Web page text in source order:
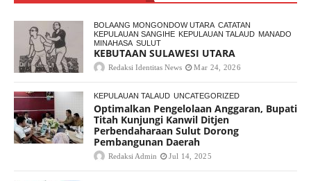
BOLAANG MONGONDOW UTARA CATATAN
KEPULAUAN SANGIHE KEPULAUAN TALAUD MANADO
MINAHASA SULUT
KEBUTAAN SULAWESI UTARA
Redaksi Identitas News Mar 24, 2026
KEPULAUAN TALAUD UNCATEGORIZED
Optimalkan Pengelolaan Anggaran, Bupati
Titah Kunjungi Kanwil Ditjen
Perbendaharaan Sulut Dorong
Pembangunan Daerah
Redaksi Admin Jul 14, 2025